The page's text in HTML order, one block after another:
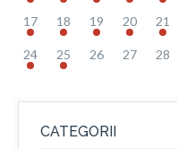
17 18 19 20 21
24 25 26 27 28
CATEGORII